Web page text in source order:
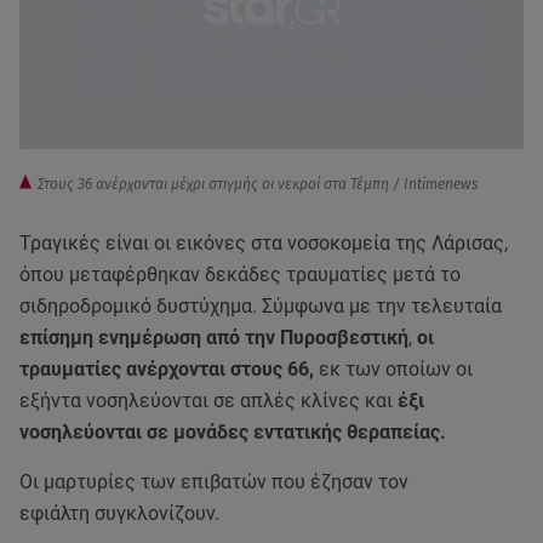
Στους 36 ανέρχονται μέχρι στιγμής οι νεκροί στα Τέμπη / Intimenews
Τραγικές είναι οι εικόνες στα νοσοκομεία της Λάρισας,
όπου μεταφέρθηκαν δεκάδες τραυματίες μετά το
σιδηροδρομικό δυστύχημα. Σύμφωνα με την τελευταία
επίσημη ενημέρωση από την Πυροσβεστική, οι
τραυματίες ανέρχονται στους 66, εκ των οποίων οι
εξήντα νοσηλεύονται σε απλές κλίνες και έξι
νοσηλεύονται σε μονάδες εντατικής θεραπείας.
Oι μαρτυρίες των επιβατών που έζησαν τον
εφιάλτη συγκλονίζουν.